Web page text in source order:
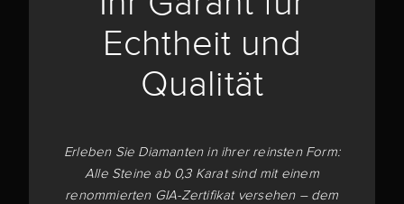
Echtheit und
Qualität
Erleben Sie Diamanten in ihrer reinsten Form:
Alle Steine ab 0,3 Karat sind mit einem
renommierten GIA-Zertifikat versehen – dem